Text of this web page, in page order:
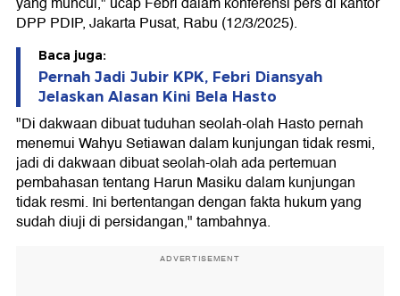
DPP PDIP, Jakarta Pusat, Rabu (12/3/2025).
Baca juga:
Pernah Jadi Jubir KPK, Febri Diansyah
Jelaskan Alasan Kini Bela Hasto
"Di dakwaan dibuat tuduhan seolah-olah Hasto pernah
menemui Wahyu Setiawan dalam kunjungan tidak resmi,
jadi di dakwaan dibuat seolah-olah ada pertemuan
pembahasan tentang Harun Masiku dalam kunjungan
tidak resmi. Ini bertentangan dengan fakta hukum yang
sudah diuji di persidangan," tambahnya.
ADVERTISEMENT